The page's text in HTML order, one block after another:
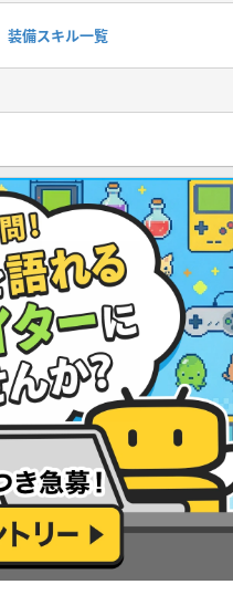
装備スキル一覧